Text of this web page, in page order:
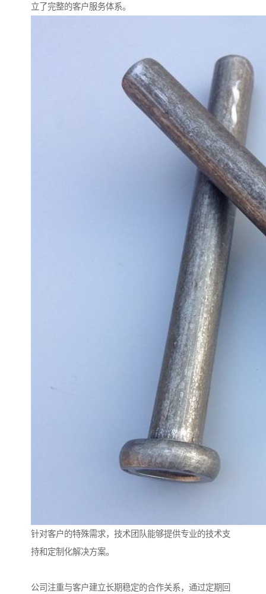
立了完整的客户服务体系。
针对客户的特殊需求，技术团队能够提供专业的技术支
持和定制化解决方案。
公司注重与客户建立长期稳定的合作关系，通过定期回